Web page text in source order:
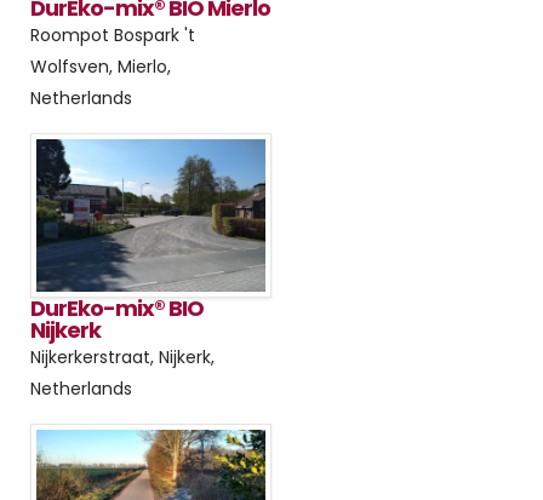
DurEko-mix® BIO Mierlo
Roompot Bospark 't
Wolfsven, Mierlo,
Netherlands
DurEko-mix® BIO
Nijkerk
Nijkerkerstraat, Nijkerk,
Netherlands